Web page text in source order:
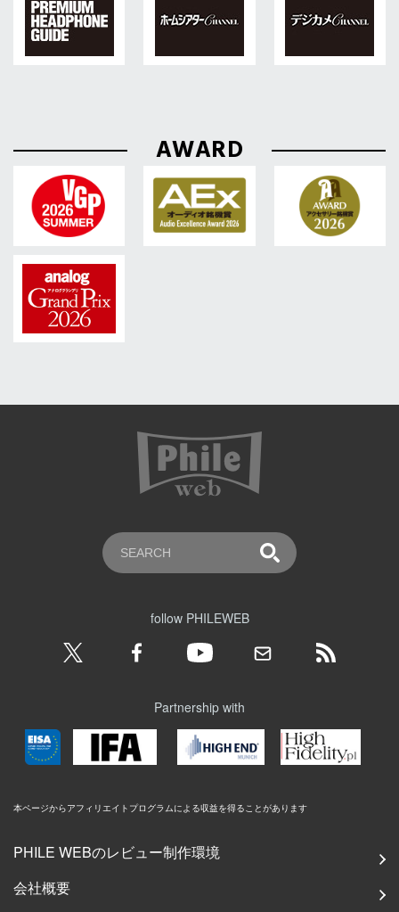
AWARD
follow PHILEWEB
Partnership with
本ページからアフィリエイトプログラムによる収益を得ることがあります
PHILE WEBのレビュー制作環境
会社概要